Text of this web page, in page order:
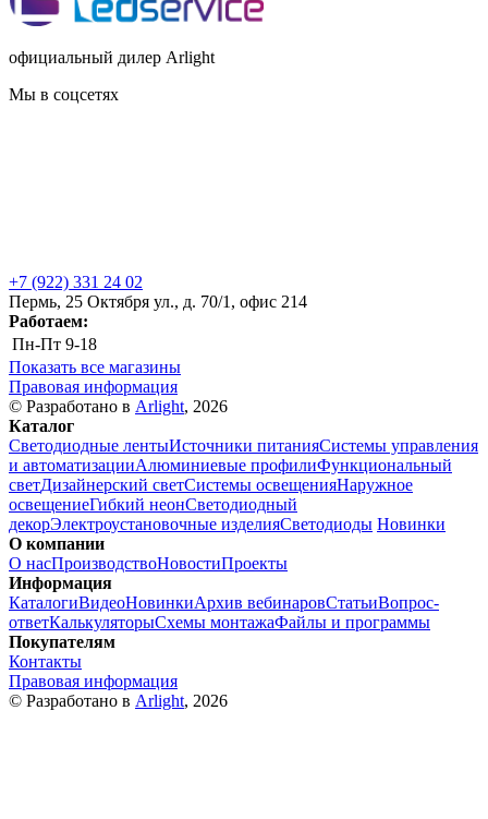
официальный дилер Arlight
Мы в соцсетях
+7 (922) 331 24 02
Пермь, 25 Октября ул., д. 70/1, офис 214
Работаем:
Пн-Пт 9-18
Показать все магазины
Правовая информация
© Разработано в Arlight, 2026
Каталог
Светодиодные лентыИсточники питанияСистемы управления
и автоматизацииАлюминиевые профилиФункциональный
светДизайнерский светСистемы освещенияНаружное
освещениеГибкий неонСветодиодный
декорЭлектроустановочные изделияСветодиоды Новинки
О компании
О насПроизводствоНовостиПроекты
Информация
КаталогиВидеоНовинкиАрхив вебинаровСтатьиВопрос-
ответКалькуляторыСхемы монтажаФайлы и программы
Покупателям
Контакты
Правовая информация
© Разработано в Arlight, 2026